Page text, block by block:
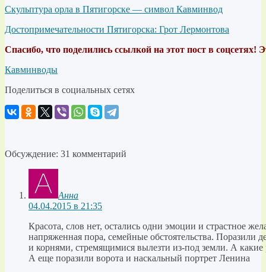
Скульптура орла в Пятигорске — символ Кавминвод
Достопримечательности Пятигорска: Грот Лермонтова
Спасибо, что поделились ссылкой на этот пост в соцсетях!
Кавминводы
Поделиться в социальных сетях
Обсуждение: 31 комментарий
Анна
04.04.2015 в 21:35
Красота, слов нет, остались одни эмоции и страстное
напряженная пора, семейные обстоятельства. Поразили
и корнями, стремящимися вылезти из-под земли. А
А еще поразили ворота и наскальный портрет Ленина